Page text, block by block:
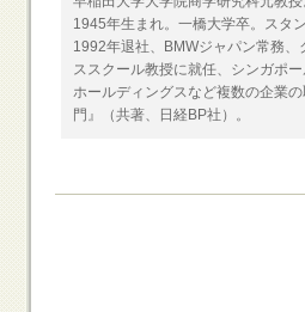
1945年生まれ。一橋大学卒。スタ
1992年退社、BMWジャパン常務
ススクール教授に就任、シンガポ
ホールディングスなど複数の企業
門』（共著、日経BP社）。